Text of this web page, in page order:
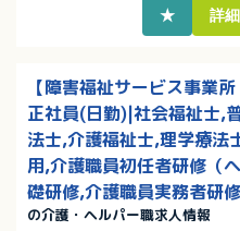
★ 詳細
【障害福祉サービス事
正社員(日勤)|社会福祉士,
法士,介護福祉士,理学療法
用,介護職員初任者研修（
礎研修,介護職員実務者研
士/賞与あり
の介護・ヘルパー職求人情報